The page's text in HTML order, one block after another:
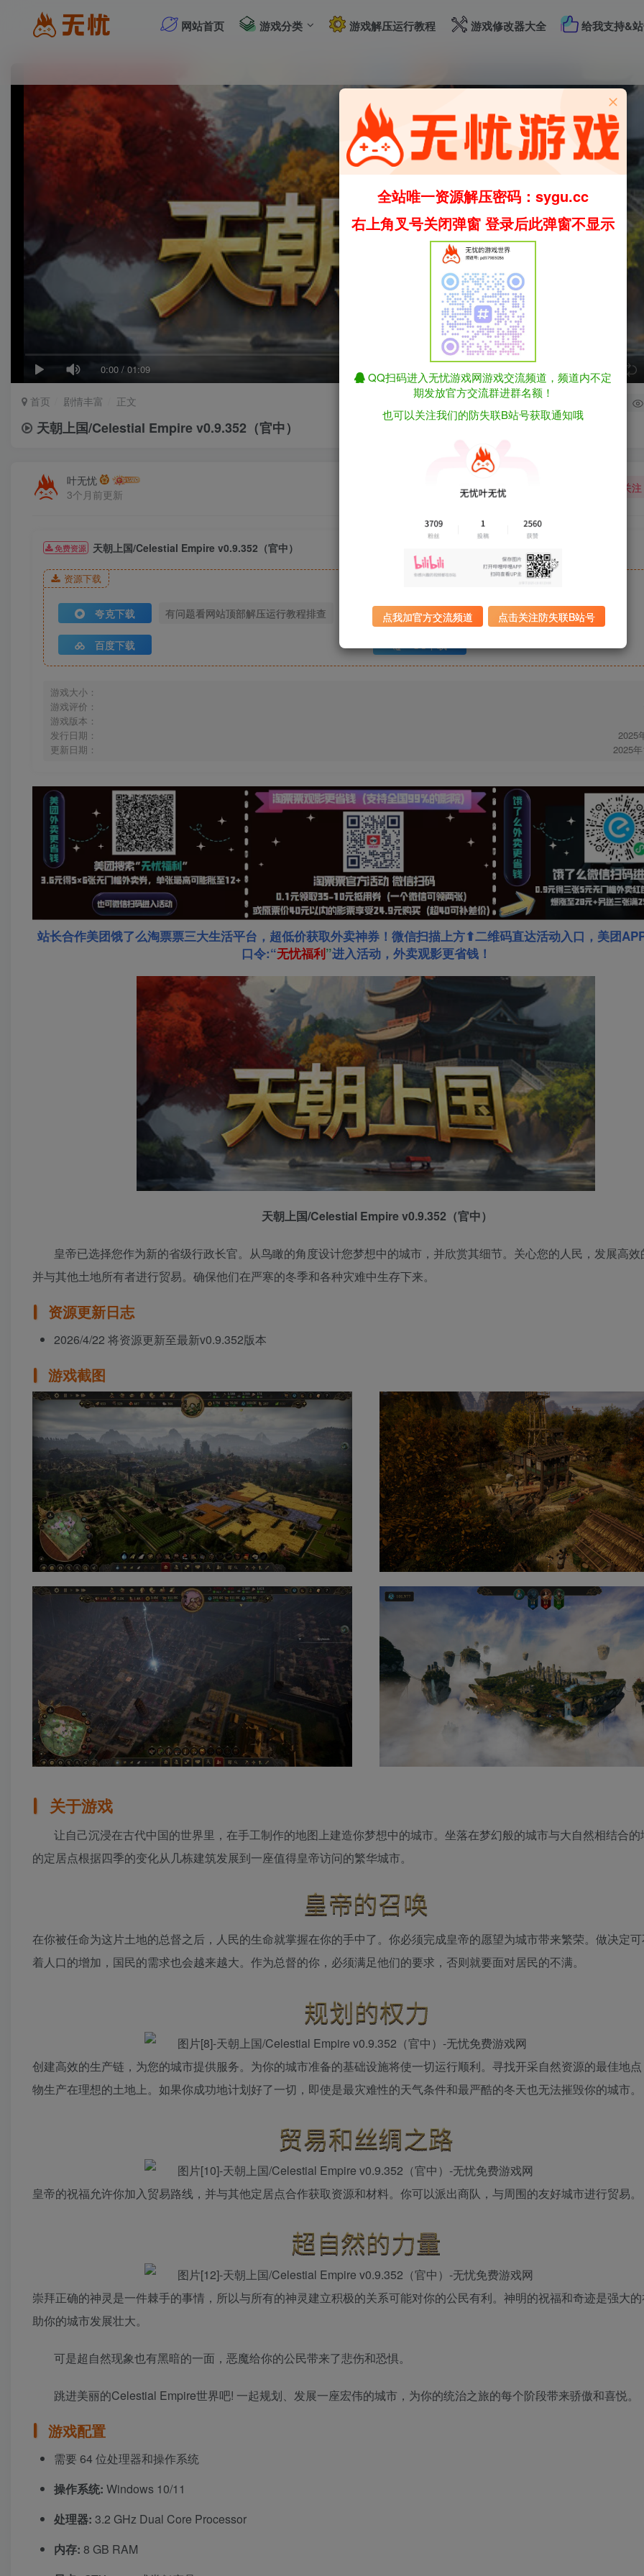
网站首页 游戏分类 游戏解压运行教程 游戏修改器大全 给我支持&
0:00 / 01:09 speed
首页 剧情丰富 正文
天朝上国/Celestial Empire v0.9.352（官中）
叶无忧
3个月前更新
关注
免费资源 天朝上国/Celestial Empire v0.9.352（官中）
资源下载
夸克下载 有问题看网站顶部解压运行教程排查 迅雷下载 全站统一解压密码：sygu.cc
百度下载 UC下载
游戏大小：
游戏评价：
游戏版本：
发行日期：
2025
更新日期：
2025
站长合作美团饿了么淘票票三大生活平台，超低价获取外卖神券！微信扫描上方⬆二维码直达活动入口，美团
口令:“无忧福利”进入活动，外卖观影更省钱！
天朝上国/Celestial Empire v0.9.352（官中）
皇帝已选择您作为新的省级行政长官。从鸟瞰的角度设计您梦想中的城市，并欣赏其细节。关心您的人民，发展高效
并与其他土地所有者进行贸易。确保他们在严寒的冬季和各种灾难中生存下来。
资源更新日志
2026/4/22 将资源更新至最新v0.9.352版本
游戏截图
关于游戏
让自己沉浸在古代中国的世界里，在手工制作的地图上建造你梦想中的城市。坐落在梦幻般的城市与大自然相结合
的定居点根据四季的变化从几栋建筑发展到一座值得皇帝访问的繁华城市。
在你被任命为这片土地的总督之后，人民的生命就掌握在你的手中了。你必须完成皇帝的愿望为城市带来繁荣。做决定
着人口的增加，国民的需求也会越来越大。作为总督的你，必须满足他们的要求，否则就要面对居民的不满。
创建高效的生产链，为您的城市提供服务。为你的城市准备的基础设施将使一切运行顺利。寻找开采自然资源的最佳地
物生产在理想的土地上。如果你成功地计划好了一切，即使是最灾难性的天气条件和最严酷的冬天也无法摧毁你的城市。
皇帝的祝福允许你加入贸易路线，并与其他定居点合作获取资源和材料。你可以派出商队，与周围的友好城市进行贸易。
崇拜正确的神灵是一件棘手的事情，所以与所有的神灵建立积极的关系可能对你的公民有利。神明的祝福和奇迹是强大
助你的城市发展壮大。
可是超自然现象也有黑暗的一面，恶魔给你的公民带来了悲伤和恐惧。
跳进美丽的Celestial Empire世界吧! 一起规划、发展一座宏伟的城市，为你的统治之旅的每个阶段带来骄傲和喜悦。
游戏配置
需要 64 位处理器和操作系统
操作系统: Windows 10/11
处理器: 3.2 GHz Dual Core Processor
内存: 8 GB RAM
全站唯一资源解压密码：sygu.cc
右上角叉号关闭弹窗 登录后此弹窗不显示
QQ扫码进入无忧游戏网游戏交流频道，频道内不定
期发放官方交流群进群名额！
也可以关注我们的防失联B站号获取通知哦
点我加官方交流频道 点击关注防失联B站号